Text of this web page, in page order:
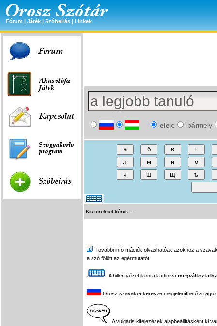
Fórum | Játék | Szóbeírás | Linkek
eleje bármely
Kis türelmet kérek...
További információk olvashatóak azokhoz a
a szó fölött az egérmutatót!
A billentyűzet ikonra kattintva
Orosz szavakra keresve megjeleníthető a
A vulgáris kifejezések alapbeállításként ki